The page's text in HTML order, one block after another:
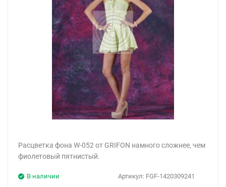
Расцветка фона W-052 от GRIFON намного сложнее, чем
фиолетовый пятнистый.
Артикул: FGF-1420309241
В наличии